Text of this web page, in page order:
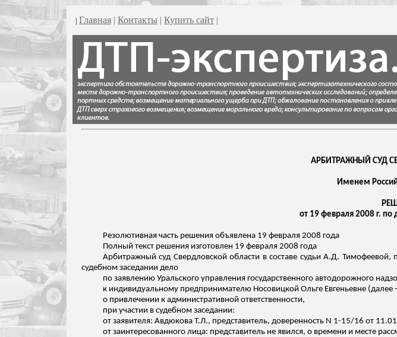
| Главная | Контакты | Купить сайт |
АРБИТРАЖНЫЙ СУД
Именем
от 19 февраля 2008 г.
Резолютивная часть решения объявлена 19 февраля 2008 года
Полный текст решения изготовлен 19 февраля 2008 года
Арбитражный суд Свердловской области в составе судьи А.Д.
судебном заседании дело
по заявлению Уральского управления государственного автодорожного
к индивидуальному предпринимателю Носовицкой Ольге Евгеньевне
о привлечении к административной ответственности,
при участии в судебном заседании:
от заявителя: Авдюкова Т.Л., представитель, доверенность N 1-15/16 от
от заинтересованного лица: представитель не явился, о времени и месте